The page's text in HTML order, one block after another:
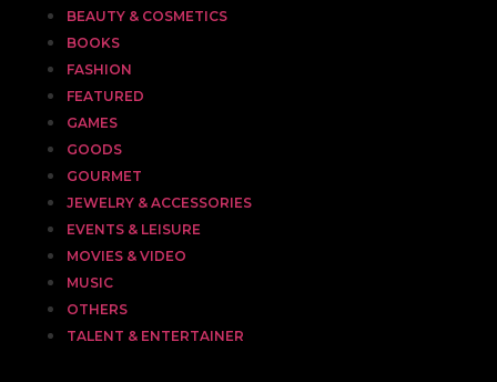
BEAUTY & COSMETICS
BOOKS
FASHION
FEATURED
GAMES
GOODS
GOURMET
JEWELRY & ACCESSORIES
EVENTS & LEISURE
MOVIES & VIDEO
MUSIC
OTHERS
TALENT & ENTERTAINER